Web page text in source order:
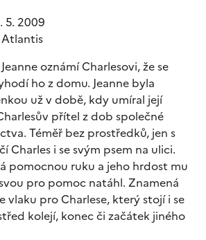
5. 2009
oznámí Charlesovi, že se
ho z domu. Jeanne byla
už v době, kdy umíral její
přítel z dob společné
Téměř bez prostředků, jen s
Charles i se svým psem na ulici.
pomocnou ruku a jeho hrdost mu
pro pomoc natáhl. Znamená
vlaku pro Charlese, který stojí i se
kolejí, konec či začátek jiného